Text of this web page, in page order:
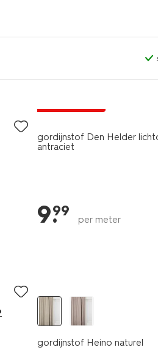
gordijnstof Den Helder
antraciet
9.
99
per meter
gordijnstof Heino naturel